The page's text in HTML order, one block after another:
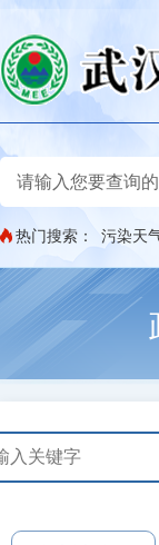
热门搜索： 污染天